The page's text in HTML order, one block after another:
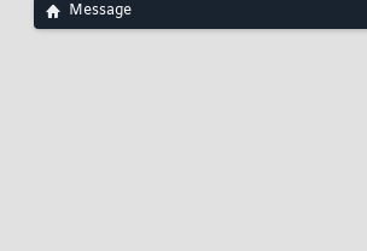
Message